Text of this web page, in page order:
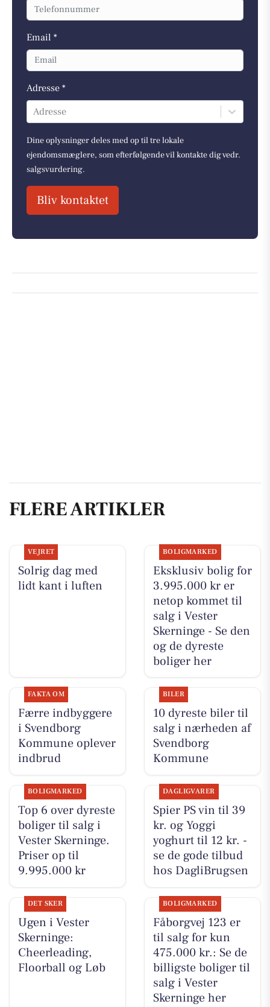
Email *
Adresse *
Adresse
Dine oplysninger deles med op til tre lokale
ejendomsmæglere, som efterfølgende vil kontakte dig vedr.
salgsvurdering.
Bliv kontaktet
FLERE ARTIKLER
VEJRET
Solrig dag med
lidt kant i luften
BOLIGMARKED
Eksklusiv bolig for
3.995.000 kr er
netop kommet til
salg i Vester
Skerninge - Se den
og de dyreste
boliger her
FAKTA OM
Færre indbyggere
i Svendborg
Kommune oplever
indbrud
BILER
10 dyreste biler til
salg i nærheden af
Svendborg
Kommune
BOLIGMARKED
Top 6 over dyreste
boliger til salg i
Vester Skerninge.
Priser op til
9.995.000 kr
DAGLIGVARER
Spier PS vin til 39
kr. og Yoggi
yoghurt til 12 kr. -
se de gode tilbud
hos DagliBrugsen
DET SKER
Ugen i Vester
Skerninge:
Cheerleading,
Floorball og Løb
BOLIGMARKED
Fåborgvej 123 er
til salg for kun
475.000 kr.: Se de
billigste boliger til
salg i Vester
Skerninge her